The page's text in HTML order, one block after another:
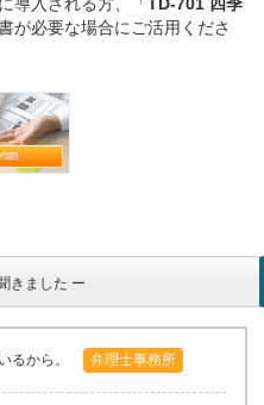
導入される方、「TD-701 四季
が必要な場合にご活用くださ
きました ー
るから。 弁理士事務所